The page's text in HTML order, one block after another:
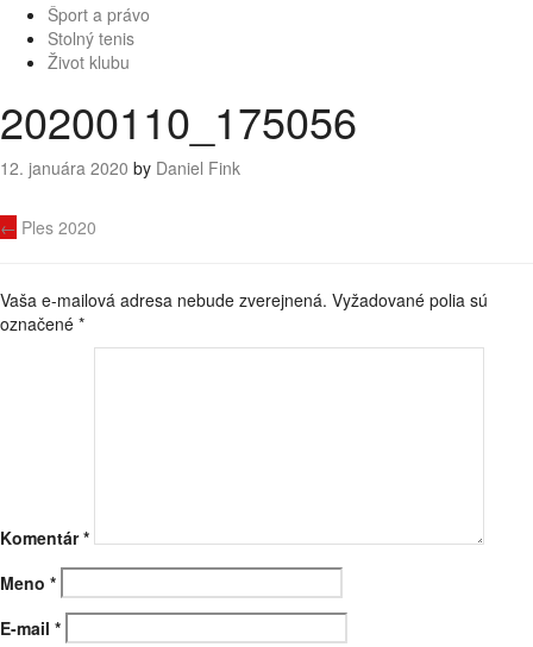
Šport a právo
Stolný tenis
Život klubu
20200110_175056
12. januára 2020 by Daniel Fink
Navigácia
príspevku
← Ples 2020
Vaša e-mailová adresa nebude zverejnená. Vyžadované polia sú
označené *
Komentár*
Meno *
E-mail *